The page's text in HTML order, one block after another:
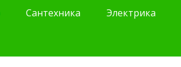
Сантехника Электрика